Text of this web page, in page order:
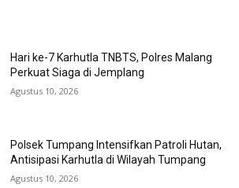
Hari ke-7 Karhutla TNBTS, Polres Malang
Perkuat Siaga di Jemplang
Agustus 10, 2026
Polsek Tumpang Intensifkan Patroli Hutan,
Antisipasi Karhutla di Wilayah Tumpang
Agustus 10, 2026